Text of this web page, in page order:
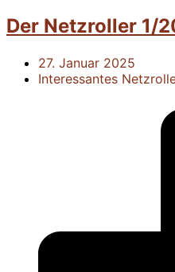
Der Netzroller 1/
27. Januar 2025
Interessantes